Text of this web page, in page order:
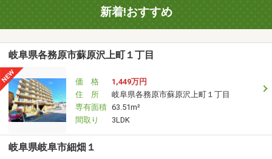
新着!おすすめ
岐阜県各務原市蘇原沢上町１丁目
価 格
1,449万円
住 所
岐阜県各務原市蘇原沢上町１丁目
専有面積 63.51m²
間取り
3LDK
岐阜県岐阜市細畑１